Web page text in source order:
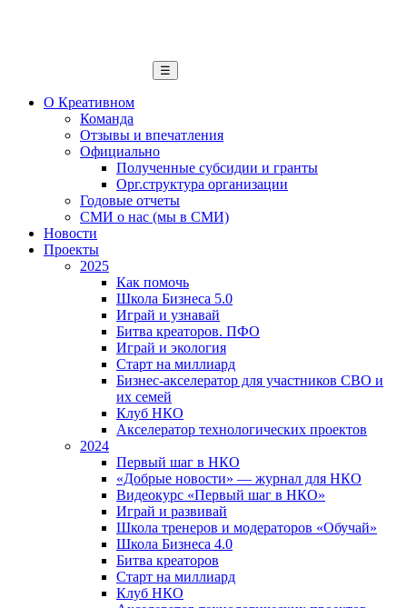
☰
О Креативном
Команда
Отзывы и впечатления
Официально
Полученные субсидии и гранты
Орг.структура организации
Годовые отчеты
СМИ о нас (мы в СМИ)
Новости
Проекты
2025
Как помочь
Школа Бизнеса 5.0
Играй и узнавай
Битва креаторов. ПФО
Играй и экология
Старт на миллиард
Бизнес-акселератор для участников СВО и
их семей
Клуб НКО
Акселератор технологических проектов
2024
Первый шаг в НКО
«Добрые новости» — журнал для НКО
Видеокурс «Первый шаг в НКО»
Играй и развивай
Школа тренеров и модераторов «Обучай»
Школа Бизнеса 4.0
Битва креаторов
Старт на миллиард
Клуб НКО